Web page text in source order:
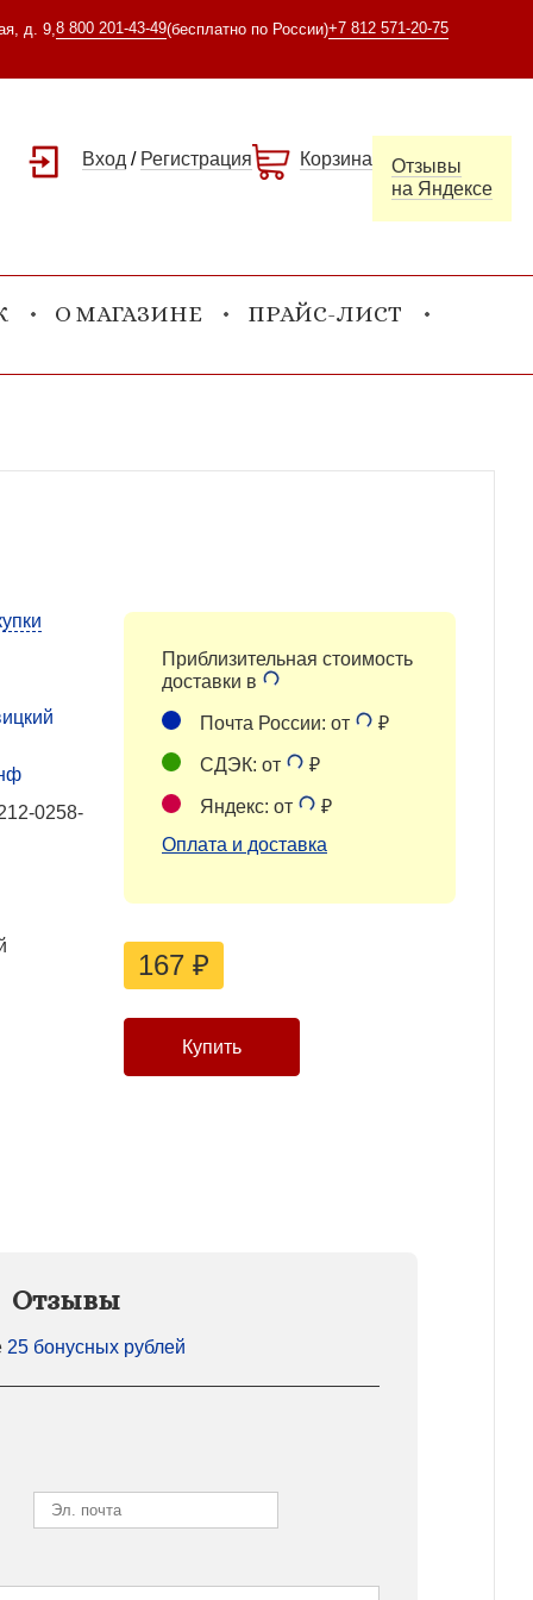
д. 9, 8 800 201-43-49(бесплатно по России)+7 812 571-20-75
Вход / Регистрация Корзина
Отзывы
на Яндексе
О МАГАЗИНЕ ПРАЙС-ЛИСТ
0258-
Приблизительная стоимость
доставки в
Почта России: от ₽
СДЭК: от ₽
Яндекс: от
₽
Оплата и доставка
167 ₽
Отзывы
25 бонусных рублей